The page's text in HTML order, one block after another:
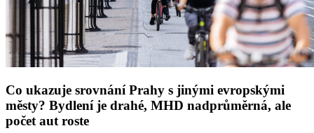
Co ukazuje srovnání Prahy s jinými evropskými
městy? Bydlení je drahé, MHD nadprůměrná, ale
počet aut roste